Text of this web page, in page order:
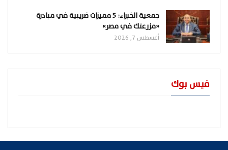
جمعية الخبراء: 5 مميزات ضريبية في مبادرة
«مزرعتك في مصر»
أغسطس 7, 2026
فيس بوك